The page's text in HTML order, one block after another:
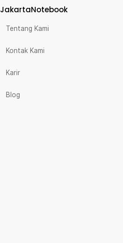
JakartaNotebook
Tentang Kami
Kontak Kami
Karir
Blog